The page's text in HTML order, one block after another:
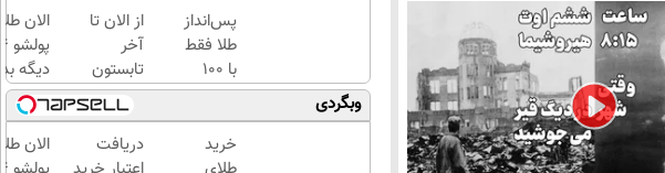
پس‌انداز
طلا فقط
با ۱۰۰
هزارتومان
(امن و
راحت)
از الان تا
آخر
تابستون
حداقل
12کیلو
چربی
میسوزونی
الان
دیگه
طلا با
بی‌بهره
وبگردی
خرید
دریافت
الان